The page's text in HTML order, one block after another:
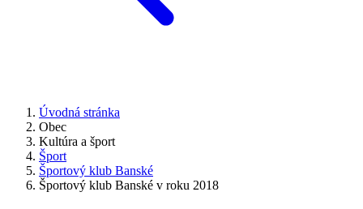
Úvodná stránka
Obec
Kultúra a šport
Šport
Športový klub Banské
Športový klub Banské v roku 2018